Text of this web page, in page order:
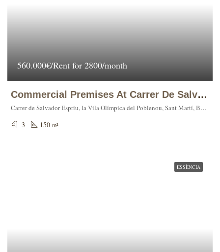
560.000€/Rent for 2800/month
Commercial Premises At Carrer De Salvador Espriu, 95 (Vila Olímpica)
Carrer de Salvador Espriu, la Vila Olímpica del Poblenou, Sant Martí, Barcelona, Barcelonès, Barcelona, Catalunya, 08005, España
3 150 m²
ESSÈNCIA